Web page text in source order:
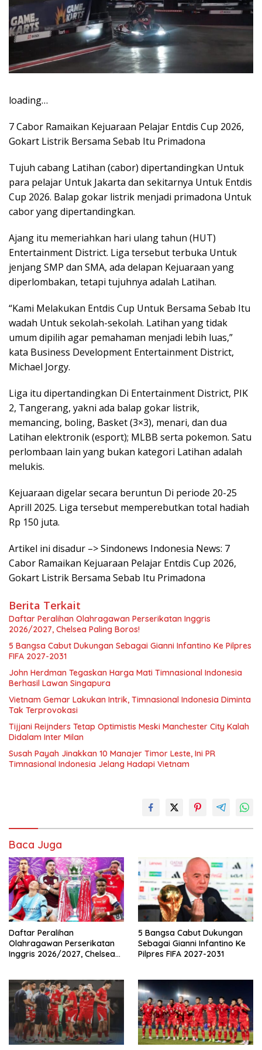
loading…
7 Cabor Ramaikan Kejuaraan Pelajar Entdis Cup 2026,
Gokart Listrik Bersama Sebab Itu Primadona
Tujuh cabang Latihan (cabor) dipertandingkan Untuk
para pelajar Untuk Jakarta dan sekitarnya Untuk Entdis
Cup 2026. Balap gokar listrik menjadi primadona Untuk
cabor yang dipertandingkan.
Ajang itu memeriahkan hari ulang tahun (HUT)
Entertainment District. Liga tersebut terbuka Untuk
jenjang SMP dan SMA, ada delapan Kejuaraan yang
diperlombakan, tetapi tujuhnya adalah Latihan.
“Kami Melakukan Entdis Cup Untuk Bersama Sebab Itu
wadah Untuk sekolah-sekolah. Latihan yang tidak
umum dipilih agar pemahaman menjadi lebih luas,”
kata Business Development Entertainment District,
Michael Jorgy.
Liga itu dipertandingkan Di Entertainment District, PIK
2, Tangerang, yakni ada balap gokar listrik,
memancing, boling, Basket (3×3), menari, dan dua
Latihan elektronik (esport); MLBB serta pokemon. Satu
perlombaan lain yang bukan kategori Latihan adalah
melukis.
Kejuaraan digelar secara beruntun Di periode 20-25
Aprill 2025. Liga tersebut memperebutkan total hadiah
Rp 150 juta.
Artikel ini disadur –> Sindonews Indonesia News: 7
Cabor Ramaikan Kejuaraan Pelajar Entdis Cup 2026,
Gokart Listrik Bersama Sebab Itu Primadona
Berita Terkait
Daftar Peralihan Olahragawan Perserikatan Inggris
2026/2027, Chelsea Paling Boros!
5 Bangsa Cabut Dukungan Sebagai Gianni Infantino Ke Pilpres
FIFA 2027-2031
John Herdman Tegaskan Harga Mati Timnasional Indonesia
Berhasil Lawan Singapura
Vietnam Gemar Lakukan Intrik, Timnasional Indonesia Diminta
Tak Terprovokasi
Tijjani Reijnders Tetap Optimistis Meski Manchester City Kalah
Didalam Inter Milan
Susah Payah Jinakkan 10 Manajer Timor Leste, Ini PR
Timnasional Indonesia Jelang Hadapi Vietnam
Baca Juga
Daftar Peralihan
Olahragawan Perserikatan
Inggris 2026/2027, Chelsea
5 Bangsa Cabut Dukungan
Sebagai Gianni Infantino Ke
Pilpres FIFA 2027-2031